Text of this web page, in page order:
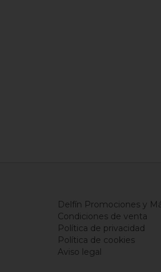
Delfín Promociones y
Condiciones de venta
Política de privacidad
Política de cookies
Aviso legal